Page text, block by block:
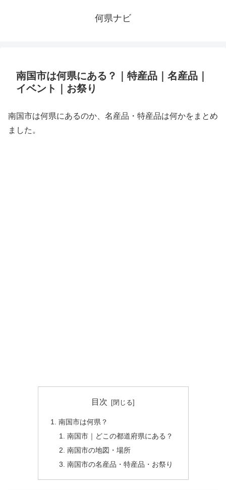
何県ナビ
南国市は何県にある？｜特産品｜名産品｜
イベント｜お祭り
南国市は何県にあるのか、名産品・特産品は何かをまとめ
ました。
目次
南国市は何県？
南国市｜どこの都道府県にある？
南国市の地図・場所
南国市の名産品・特産品・お祭り